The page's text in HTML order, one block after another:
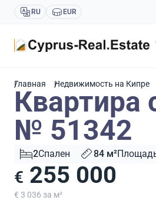
RU EUR
Главная Недвижимость на Кипре
Квартира
№ 51342
2Спален 84 м²
€ 255 000
€ 3 036 за м²